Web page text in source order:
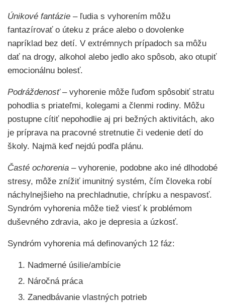
Únikové fantázie – ľudia s vyhorením môžu
fantazírovať o úteku z práce alebo o dovolenke
napríklad bez detí. V extrémnych prípadoch sa môžu
dať na drogy, alkohol alebo jedlo ako spôsob, ako otupiť
emocionálnu bolesť.
Podráždenosť– vyhorenie môže ľuďom spôsobiť stratu
pohodlia s priateľmi, kolegami a členmi rodiny. Môžu
postupne cítiť nepohodlie aj pri bežných aktivitách, ako
je príprava na pracovné stretnutie či vedenie detí do
školy. Najmä keď nejdú podľa plánu.
Časté ochorenia – vyhorenie, podobne ako iné dlhodobé
stresy, môže znížiť imunitný systém, čím človeka robí
náchylnejšieho na prechladnutie, chrípku a nespavosť.
Syndróm vyhorenia môže tiež viesť k problémom
duševného zdravia, ako je depresia a úzkosť.
Syndróm vyhorenia má definovaných 12 fáz:
Nadmerné úsilie/ambície
Náročná práca
Zanedbávanie vlastných potrieb